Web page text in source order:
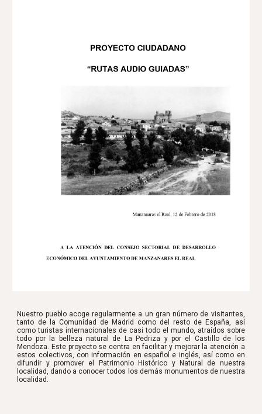
Nuestro pueblo acoge regularmente a un gran número de visitantes,
tanto de la Comunidad de Madrid como del resto de España, así
como turistas internacionales de casi todo el mundo, atraídos sobre
todo por la belleza natural de La Pedriza y por el Castillo de los
Mendoza. Este proyecto se centra en facilitar y mejorar la atención a
estos colectivos, con información en español e inglés, así como en
difundir y promover el Patrimonio Histórico y Natural de nuestra
localidad, dando a conocer todos los demás monumentos de nuestra
localidad.